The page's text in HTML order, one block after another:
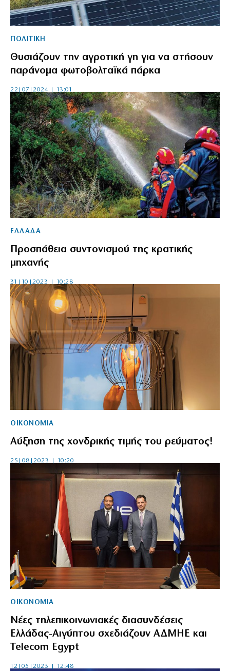
ΠΟΛΙΤΙΚΗ
Θυσιάζουν την αγροτική γη για να στήσουν
παράνομα φωτοβολταϊκά πάρκα
22|07|2024 | 13:01
ΕΛΛΑΔΑ
Προσπάθεια συντονισμού της κρατικής
μηχανής
31|10|2023 | 10:28
ΟΙΚΟΝΟΜΙΑ
Αύξηση της χονδρικής τιμής του ρεύματος!
25|08|2023 | 10:20
ΟΙΚΟΝΟΜΙΑ
Νέες τηλεπικοινωνιακές διασυνδέσεις
Ελλάδας-Αιγύπτου σχεδιάζουν ΑΔΜΗΕ και
Telecom Egypt
12|05|2023 | 12:48